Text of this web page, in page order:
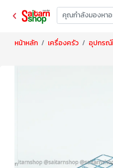
หน้าหลัก เครื่องครัว อุปกรณ์